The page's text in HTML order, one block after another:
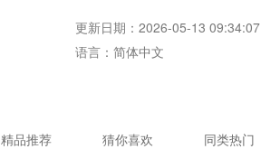
更新日期：2026-05-13 09:34:07
语言：简体中文
精品推荐 猜你喜欢 同类热门